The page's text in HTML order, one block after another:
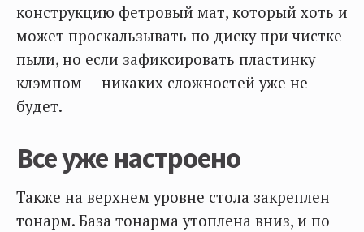
конструкцию фетровый мат, который хоть и
может проскальзывать по диску при чистке
пыли, но если зафиксировать пластинку
клэмпом — никаких сложностей уже не
будет.
Все уже настроено
Также на верхнем уровне стола закреплен
тонарм. База тонарма утоплена вниз, и по